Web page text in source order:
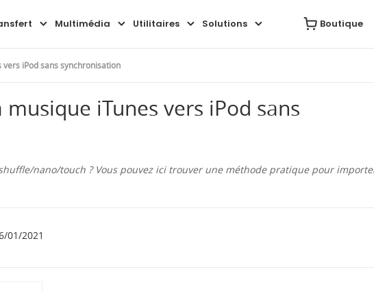
Boutique
Multimédia Utilitaires Solutions
Aperçu Guide FAQ Avis Télécharger
iPod sans synchronisation
iTunes vers iPod sans
nano/touch ? Vous pouvez ici trouver une méthode pratique pour
01/2021